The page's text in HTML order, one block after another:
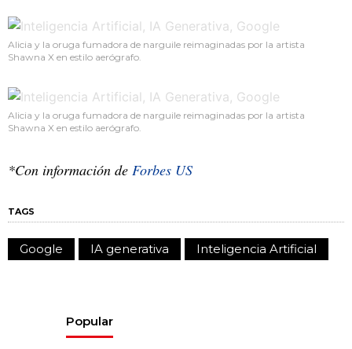
Alicia y la oruga fumadora de narguile reimaginadas por la artista
Shawna X en estilo aerógrafo.
Alicia y la oruga fumadora de narguile reimaginadas por la artista
Shawna X en estilo aerógrafo.
*Con información de Forbes US
TAGS
Google IA generativa Inteligencia Artificial
Popular